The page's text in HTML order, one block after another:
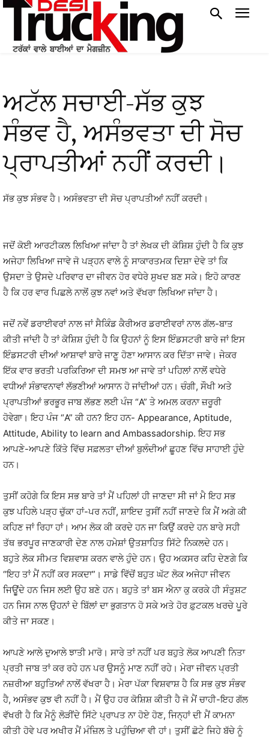
ਅਟੱਲ ਸਚਾਈ-ਸੱਭ ਕੁਝ
ਸੰਭਵ ਹੈ, ਅਸੰਭਵਤਾ ਦੀ ਸੋਚ
ਪ੍ਰਾਪਤੀਆਂ ਨਹੀਂ ਕਰਦੀ।
ਸੱਭ ਕੁਝ ਸੰਭਵ ਹੈ। ਅਸੰਭਵਤਾ ਦੀ ਸੋਚ ਪ੍ਰਾਪਤੀਆਂ ਨਹੀਂ ਕਰਦੀ।
ਜਦੋਂ ਕੋਈ ਆਰਟੀਕਲ ਲਿਖਿਆ ਜਾਂਦਾ ਹੈ ਤਾਂ ਲੇਖਕ ਦੀ ਕੋਸ਼ਿਸ਼ ਹੁੰਦੀ ਹੈ ਕਿ ਕੁਝ
ਅਜੇਹਾ ਲਿਖਿਆ ਜਾਵੇ ਜੋ ਪੜ੍ਹਨ ਵਾਲੇ ਨੂੰ ਸਾਕਾਰਤਮਕ ਦਿਸ਼ਾ ਦੇਵੇ ਤਾਂ ਕਿ
ਉਸਦਾ ਤੇ ਉਸਦੇ ਪਰਿਵਾਰ ਦਾ ਜੀਵਨ ਹੋਰ ਵਧੇਰੇ ਸੁਖਦ ਬਣ ਸਕੇ। ਇਹੋ ਕਾਰਣ
ਹੈ ਕਿ ਹਰ ਵਾਰ ਪਿਛਲੇ ਨਾਲੋਂ ਕੁਝ ਨਵਾਂ ਅਤੇ ਵੱਖਰਾ ਲਿਖਿਆ ਜਾਂਦਾ ਹੈ।
ਜਦੋਂ ਨਵੇਂ ਡਰਾਈਵਰਾਂ ਨਾਲ ਜਾਂ ਸੈਕਿੰਡ ਕੈਰੀਅਰ ਡਰਾਈਵਰਾਂ ਨਾਲ ਗੱਲ-ਬਾਤ
ਕੀਤੀ ਜਾਂਦੀ ਹੈ ਤਾਂ ਕੋਸ਼ਿਸ਼ ਹੁੰਦੀ ਹੈ ਕਿ ਉਹਨਾਂ ਨੂੰ ਇਸ ਇੰਡਸਟਰੀ ਬਾਰੇ ਜਾਂ ਇਸ
ਇੰਡਸਟਰੀ ਦੀਆਂ ਆਸ਼ਾਵਾਂ ਬਾਰੇ ਜਾਣੂ ਹੋਣਾ ਆਸਾਨ ਕਰ ਦਿੱਤਾ ਜਾਵੇ। ਜੇਕਰ
ਇੱਕ ਵਾਰ ਭਰਤੀ ਪਰਕਿਰਿਆ ਦੀ ਸਮਝ ਆ ਜਾਵੇ ਤਾਂ ਪਹਿਲਾਂ ਨਾਲੋਂ ਵਧੇਰੇ
ਵਧੀਆਂ ਸੰਭਾਵਨਾਵਾਂ ਲੱਭਣੀਆਂ ਆਸਾਨ ਹੋ ਜਾਂਦੀਆਂ ਹਨ। ਚੰਗੀ, ਸੌਖੀ ਅਤੇ
ਪ੍ਰਾਪਤੀਆਂ ਭਰਭੂਰ ਜਾਬ ਲੱਭਣ ਲਈ ਪੰਜ “A” ਤੇ ਅਮਲ ਕਰਨਾ ਜ਼ਰੂਰੀ
ਹੋਵੇਗਾ। ਇਹ ਪੰਜ “A” ਕੀ ਹਨ? ਇਹ ਹਨ- Appearance, Aptitude,
Attitude, Ability to learn and Ambassadorship. ਇਹ ਸਭ
ਆਪਣੇ-ਆਪਣੇ ਕਿੱਤੇ ਵਿੱਚ ਸਫ਼ਲਤਾ ਦੀਆਂ ਬੁਲੰਦੀਆਂ ਛੂਹਣ ਵਿੱਚ ਸਾਹਾਈ ਹੁੰਦੇ
ਹਨ।
ਤੁਸੀਂ ਕਹੋਗੇ ਕਿ ਇਸ ਸਭ ਬਾਰੇ ਤਾਂ ਮੈਂ ਪਹਿਲਾਂ ਹੀ ਜਾਣਦਾ ਸੀ ਜਾਂ ਮੈ ਇਹ ਸਭ
ਕੁਝ ਪਹਿਲੇ ਪੜ੍ਹ ਚੁੱਕਾ ਹਾਂ-ਪਰ ਨਹੀਂ, ਸ਼ਾਇਦ ਤੁਸੀਂ ਨਹੀਂ ਜਾਣਦੇ ਕਿ ਮੈਂ ਅਗੇ ਕੀ
ਕਹਿਣ ਜਾਂ ਰਿਹਾ ਹਾਂ। ਆਮ ਲੋਕ ਕੀ ਕਰਦੇ ਹਨ ਜਾ ਕਿਉਂ ਕਰਦੇ ਹਨ ਬਾਰੇ ਸਹੀ
ਤੱਥ ਭਰਪੂਰ ਜਾਣਕਾਰੀ ਦੇਣ ਨਾਲ ਹਮੇਸ਼ਾਂ ਉਤਸ਼ਾਹਿਤ ਸਿੱਟੇ ਨਿਕਲਦੇ ਹਨ।
ਬਹੁਤੇ ਲੋਕ ਸੀਮਤ ਵਿਸ਼ਵਾਸ਼ ਕਰਨ ਵਾਲੇ ਹੁੰਦੇ ਹਨ। ਉਹ ਅਕਸਰ ਕਹਿ ਦੇਣਗੇ ਕਿ
“ਇਹ ਤਾਂ ਮੈਂ ਨਹੀਂ ਕਰ ਸਕਦਾ”। ਸਾਡੇ ਵਿੱਚੋਂ ਬਹੁਤ ਘੱਟ ਲੋਕ ਅਜੇਹਾ ਜੀਵਨ
ਜਿਉੂਂਦੇ ਹਨ ਜਿਸ ਲਈ ਉਹ ਬਣੇ ਹਨ। ਬਹੁਤੇ ਤਾਂ ਬਸ ਐਨਾ ਕੁ ਕਰਕੇ ਹੀ ਸੰਤੁਸ਼ਟ
ਹਨ ਜਿਸ ਨਾਲ ਉਹਨਾਂ ਦੇ ਬਿੱਲਾਂ ਦਾ ਭੁਗਤਾਨ ਹੋ ਸਕੇ ਅਤੇ ਹੋਰ ਫ਼ੁਟਕਲ ਖਰਚੇ ਪੂਰੇ
ਕੀਤੇ ਜਾ ਸਕਣ।
ਆਪਣੇ ਆਲੇ ਦੁਆਲੇ ਝਾਤੀ ਮਾਰੋ। ਸਾਰੇ ਤਾਂ ਨਹੀਂ ਪਰ ਬਹੁਤੇ ਲੋਕ ਆਪਣੀ ਨਿਤਾ
ਪ੍ਰਤੀ ਜਾਬ ਤਾਂ ਕਰ ਰਹੇ ਹਨ ਪਰ ਉਸਨੂੰ ਮਾਣ ਨਹੀਂ ਰਹੇ। ਮੇਰਾ ਜੀਵਨ ਪ੍ਰਤੀ
ਨਜ਼ਰੀਆ ਬਹੁਤਿਆਂ ਨਾਲੋਂ ਵੱਖਰਾ ਹੈ। ਮੇਰਾ ਪੱਕਾ ਵਿਸ਼ਵਾਸ਼ ਹੈ ਕਿ ਸਭ ਕੁਝ ਸੰਭਵ
ਹੈ, ਅਸੰਭਵ ਕੁਝ ਵੀ ਨਹੀਂ ਹੈ। ਮੈਂ ਉਹ ਹਰ ਕੋਸ਼ਿਸ਼ ਕੀਤੀ ਹੈ ਜੋ ਮੈਂ ਚਾਹੀ-ਇਹ ਗੱਲ
ਵੱਖਰੀ ਹੈ ਕਿ ਮੈਨੂੰ ਲੋੜੀਂਦੇ ਸਿੱਟੇ ਪ੍ਰਾਪਤ ਨਾ ਹੋਏ ਹੋਣ, ਜਿਨ੍ਹਾਂ ਦੀ ਮੈਂ ਕਾਮਨਾ
ਕੀਤੀ ਹੋਵੇ ਪਰ ਅਖੀਰ ਮੈਂ ਮੰਜ਼ਿਲ ਤੇ ਪਹੁੰਚਿਆ ਵੀ ਹਾਂ। ਤੁਸੀਂ ਛੋਟੇ ਜਿਹੇ ਬੱਚੇ ਨੂੰ